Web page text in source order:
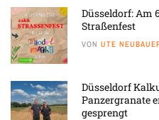
Düsseldorf: Am
Straßenfest
VON UTE
Düsseldorf
Panzergranate
gesprengt